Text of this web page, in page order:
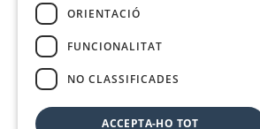
ORIENTACIÓ
FUNCIONALITAT
NO CLASSIFICADES
ACCEPTA-HO TOT